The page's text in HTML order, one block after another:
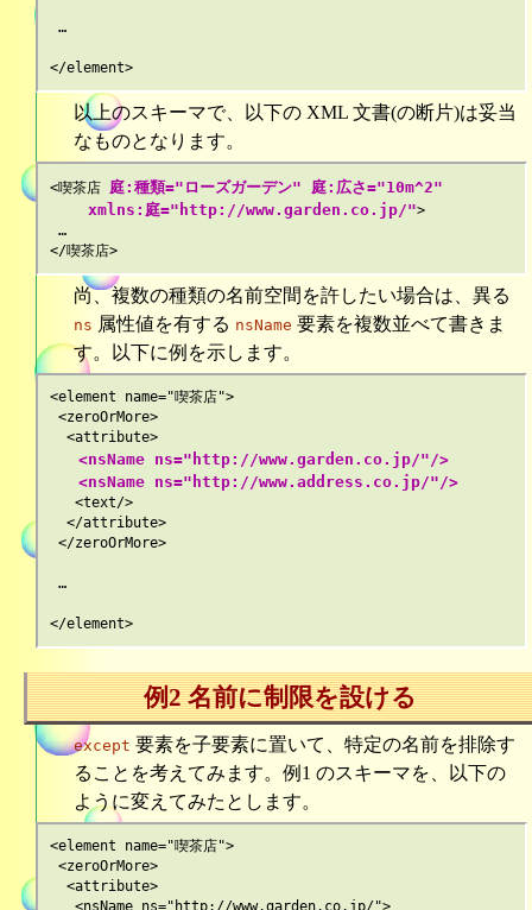
…
以上のスキーマで、以下の XML 文書(の断片)は妥当
なものとなります。
<喫茶店 庭:種類="ローズガーデン" 庭:広さ="10m^2"
    xmlns:庭="http://www.garden.co.jp/"
>
…
尚、複数の種類の名前空間を許したい場合は、異る
ns 属性値を有する nsName 要素を複数並べて書きま
す。以下に例を示します。
<element name="喫茶店">
<zeroOrMore>
   <nsName ns="http://www.garden.co.jp/"/>
   <nsName ns="http://www.address.co.jp/"/>
   <text/>
  </attribute>
</zeroOrMore>
…
例2 名前に制限を設ける
except 要素を子要素に置いて、特定の名前を排除す
ることを考えてみます。例1 のスキーマを、以下の
ように変えてみたとします。
<element name="喫茶店">
<zeroOrMore>
  <attribute>